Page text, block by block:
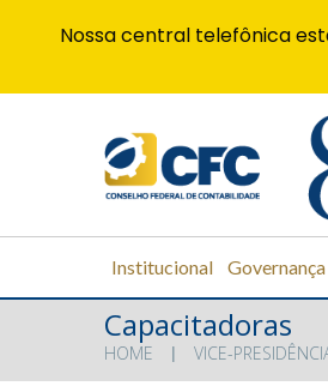
Institucional Governança
Capacitadoras
HOME VICE-
Nossa central telefônica